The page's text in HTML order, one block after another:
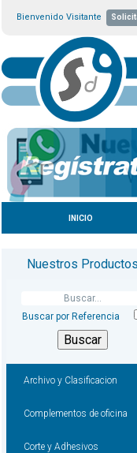
Bienvenido Visitante
INICIO
Nuestros Productos
Buscar por Referencia
Archivo y Clasificacion
Complementos de oficina
Corte y Adhesivos